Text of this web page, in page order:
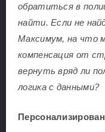
обратиться в
найти. Если не
Максимум, на что
компенсация от
вернуть вряд ли
логика с данными?